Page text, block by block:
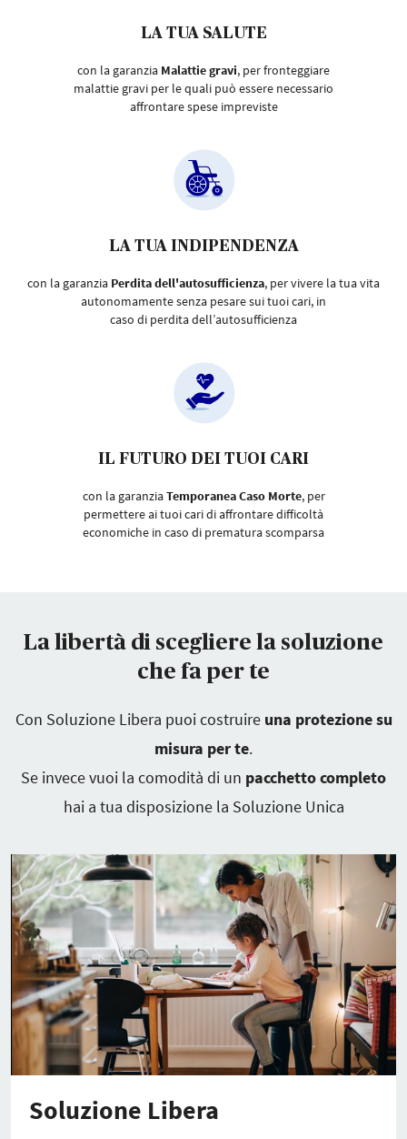
LA TUA SALUTE
con la garanzia Malattie gravi, per fronteggiare
malattie gravi per le quali può essere necessario
affrontare spese impreviste
LA TUA INDIPENDENZA
con la garanzia Perdita dell'autosufficienza, per vivere la tua vita
autonomamente senza pesare sui tuoi cari, in
caso di perdita dell’autosufficienza
IL FUTURO DEI TUOI CARI
con la garanziaTemporanea Caso Morte, per
permettere ai tuoi cari di affrontare difficoltà
economiche in caso di prematura scomparsa
La libertà di scegliere la soluzione
che fa per te
Con Soluzione Libera puoi costruire una protezione su
misura per te.
Se invece vuoi la comodità di un pacchetto completo
hai a tua disposizione la Soluzione Unica
Soluzione Libera